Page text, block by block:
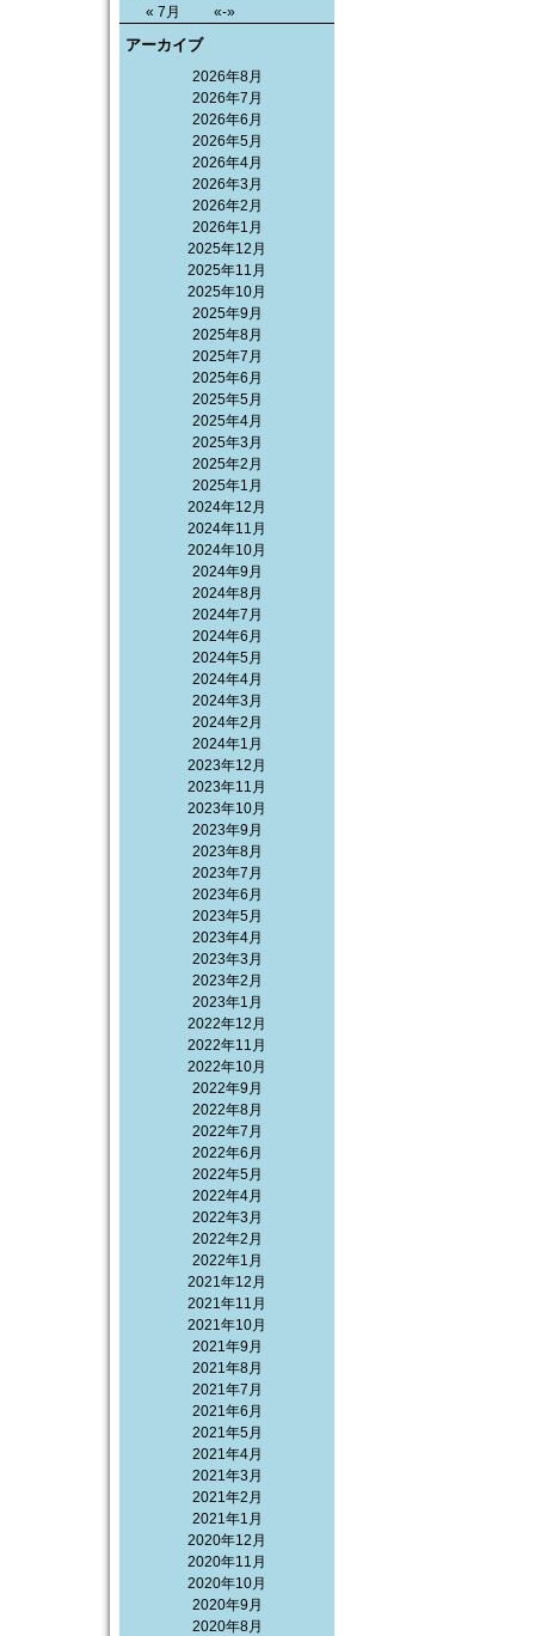
« 7月 «-»
アーカイブ
2026年8月
2026年7月
2026年6月
2026年5月
2026年4月
2026年3月
2026年2月
2026年1月
2025年12月
2025年11月
2025年10月
2025年9月
2025年8月
2025年7月
2025年6月
2025年5月
2025年4月
2025年3月
2025年2月
2025年1月
2024年12月
2024年11月
2024年10月
2024年9月
2024年8月
2024年7月
2024年6月
2024年5月
2024年4月
2024年3月
2024年2月
2024年1月
2023年12月
2023年11月
2023年10月
2023年9月
2023年8月
2023年7月
2023年6月
2023年5月
2023年4月
2023年3月
2023年2月
2023年1月
2022年12月
2022年11月
2022年10月
2022年9月
2022年8月
2022年7月
2022年6月
2022年5月
2022年4月
2022年3月
2022年2月
2022年1月
2021年12月
2021年11月
2021年10月
2021年9月
2021年8月
2021年7月
2021年6月
2021年5月
2021年4月
2021年3月
2021年2月
2021年1月
2020年12月
2020年11月
2020年10月
2020年9月
2020年8月